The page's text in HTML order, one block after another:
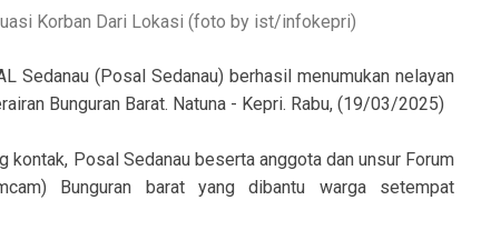
Korban Dari Lokasi (foto by ist/infokepri)
Sedanau (Posal Sedanau) berhasil menumukan nelayan
Bunguran Barat. Natuna - Kepri. Rabu, (19/03/2025)
kontak, Posal Sedanau beserta anggota dan unsur Forum
Bunguran barat yang dibantu warga setempat